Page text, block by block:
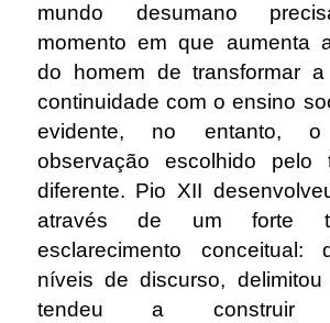
mundo desumano
momento em que aumenta
do homem de transformar
continuidade com o ensino
evidente, no entanto,
observação escolhido pelo
diferente. Pio XII
através de um forte
esclarecimento conceitual:
níveis de discurso,
tendeu a construir